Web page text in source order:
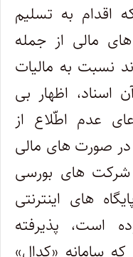
اقدام به تسلیم
مالی از جمله
نسبت به مالیات
اسناد، اظهار بی
عدم اطّلاع از
در صورت های مالی
های بورسی
های اینترنتی
است، پذیرفته
سامانه «کدال»